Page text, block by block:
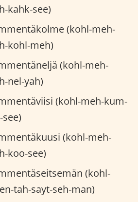
kahk-see)
(kohl-meh-
kohl-meh)
(kohl-meh-
nel-yah)
(kohl-meh-kum-
(kohl-meh-
koo-see)
(kohl-
tah-sayt-seh-man)